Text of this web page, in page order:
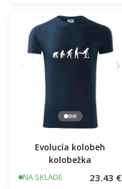
Evolucía kolobeh
kolobežka
NA SKLADE 23.43 €